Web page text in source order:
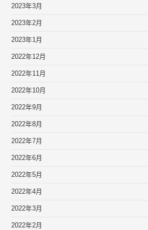
2023年3月
2023年2月
2023年1月
2022年12月
2022年11月
2022年10月
2022年9月
2022年8月
2022年7月
2022年6月
2022年5月
2022年4月
2022年3月
2022年2月